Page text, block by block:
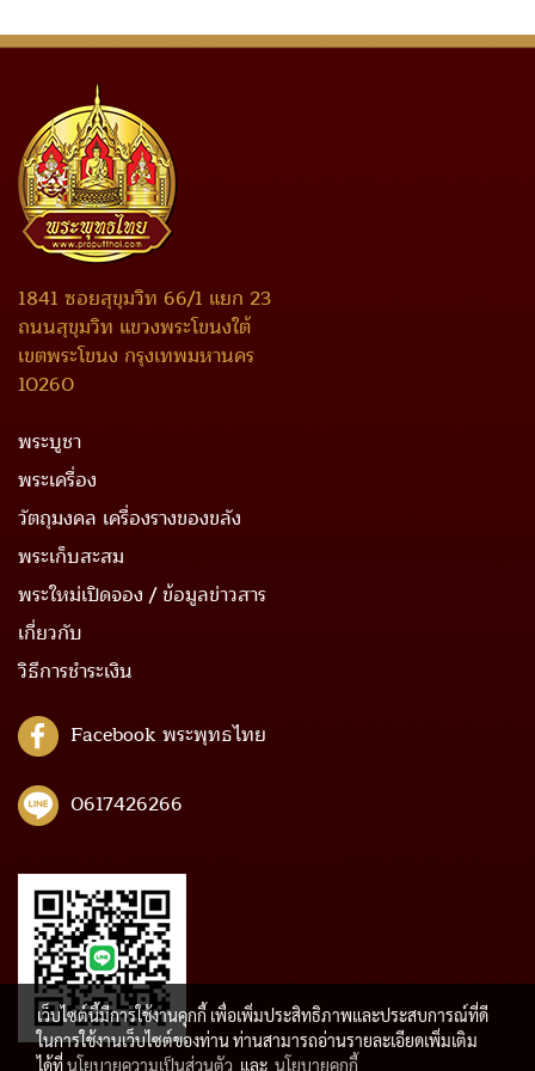
1841 ซอยสุขุมวิท 66/1 แยก 23
ถนนสุขุมวิท แขวงพระโขนงใต้
เขตพระโขนง กรุงเทพมหานคร
10260
พระบูชา
พระเครื่อง
วัตถุมงคล เครื่องรางของขลัง
พระเก็บสะสม
พระใหม่เปิดจอง / ข้อมูลข่าวสาร
เกี่ยวกับ
วิธีการชำระเงิน
Facebook พระพุทธไทย
0617426266
เว็บไซต์นี้มีการใช้งานคุกกี้ เพื่อเพิ่มประสิทธิภาพและประสบการณ์ที่ดี
ในการใช้งานเว็บไซต์ของท่าน ท่านสามารถอ่านรายละเอียดเพิ่มเติม
ได้ที่นโยบายความเป็นส่วนตัว และ นโยบายคุกกี้